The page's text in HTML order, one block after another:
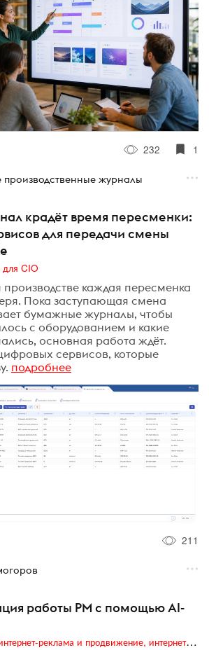
232 1
производственные журналы
крадёт время пересменки:
для передачи смены
CIO
каждая пересменка
Пока заступающая смена
бумажные журналы, чтобы
с оборудованием и какие
основная работа ждёт.
сервисов, которые
подробнее
211
работы PM с помощью AI-
Digital (web-дизайн, интернет-реклама и продвижение, интернет-сообщества и блоги, интернет-коммуникации, мобильный маркетинг, реклама на цифровых экранах)